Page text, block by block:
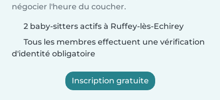
négocier l'heure du coucher.
2 baby-sitters actifs à Ruffey-lès-Echirey
Tous les membres effectuent une vérification
d'identité obligatoire
Inscription gratuite